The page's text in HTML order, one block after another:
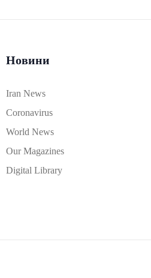
Новини
Iran News
Coronavirus
World News
Our Magazines
Digital Library